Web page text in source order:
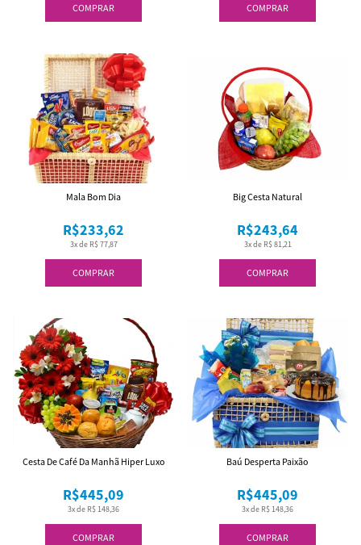
COMPRAR COMPRAR
COMPRAR
3x de R$ 77,87
R$233,62
Mala Bom Dia
COMPRAR
3x de R$ 81,21
R$243,64
Big Cesta Natural
COMPRAR
3x de R$ 148,36
R$445,09
Cesta De Café Da Manhã Hiper Luxo
COMPRAR
3x de R$ 148,36
R$445,09
Baú Desperta Paixão